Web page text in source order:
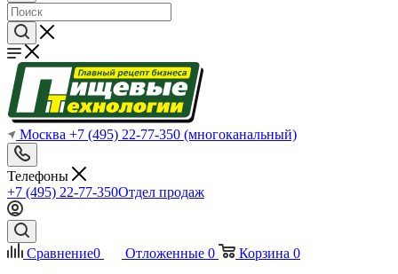
Москва +7 (495) 22-77-350 (многоканальный)
Телефоны
+7 (495) 22-77-350Отдел продаж
Сравнение0 Отложенные 0 Корзина 0